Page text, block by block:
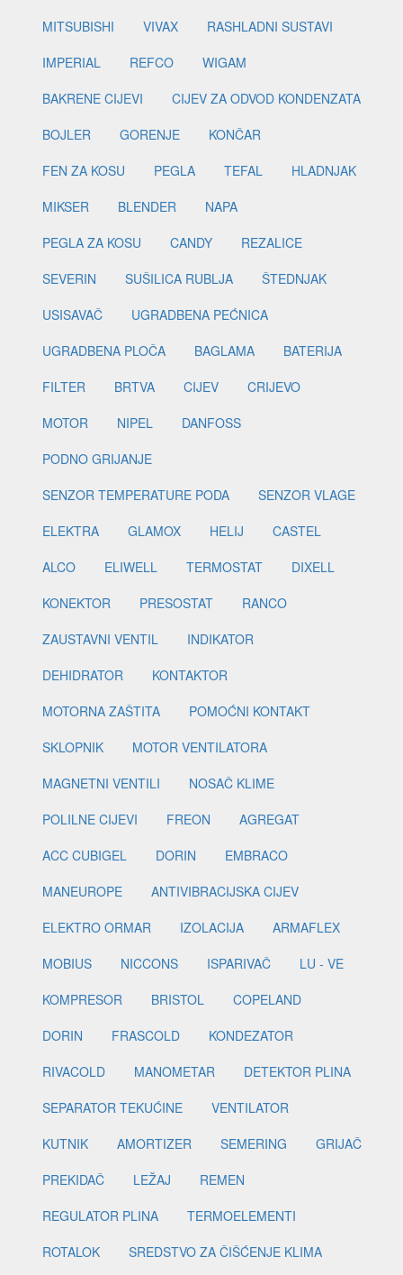
MITSUBISHI
VIVAX
RASHLADNI SUSTAVI
IMPERIAL
REFCO
WIGAM
BAKRENE CIJEVI
CIJEV ZA ODVOD KONDENZATA
BOJLER
GORENJE
KONČAR
FEN ZA KOSU
PEGLA TEFAL
HLADNJAK
MIKSER
BLENDER
NAPA
PEGLA ZA KOSU
CANDY
REZALICE
SEVERIN
SUŠILICA RUBLJA
ŠTEDNJAK
USISAVAČ
UGRADBENA PEĆNICA
UGRADBENA PLOČA
BAGLAMA
BATERIJA
FILTER
BRTVA CIJEV
CRIJEVO
MOTOR
NIPEL
DANFOSS
PODNO GRIJANJE
SENZOR TEMPERATURE PODA
SENZOR VLAGE
ELEKTRA
GLAMOX HELIJ
CASTEL
ALCO
ELIWELL TERMOSTAT
DIXELL
KONEKTOR
PRESOSTAT
RANCO
ZAUSTAVNI VENTIL
INDIKATOR
DEHIDRATOR
KONTAKTOR
MOTORNA ZAŠTITA
POMOĆNI KONTAKT
SKLOPNIK
MOTOR VENTILATORA
MAGNETNI VENTILI
NOSAČ KLIME
POLILNE CIJEVI
FREON
AGREGAT
ACC CUBIGEL
DORIN
EMBRACO
MANEUROPE
ANTIVIBRACIJSKA CIJEV
ELEKTRO ORMAR
IZOLACIJA
ARMAFLEX
MOBIUS
NICCONS ISPARIVAČ
LU - VE
KOMPRESOR
BRISTOL
COPELAND
DORIN
FRASCOLD
KONDEZATOR
RIVACOLD
MANOMETAR
DETEKTOR PLINA
SEPARATOR TEKUĆINE
VENTILATOR
KUTNIK
AMORTIZER SEMERING
GRIJAČ
PREKIDAČ
LEŽAJ
REMEN
REGULATOR PLINA
TERMOELEMENTI
ROTALOK
SREDSTVO ZA ČIŠĆENJE KLIMA